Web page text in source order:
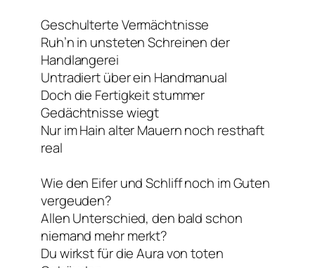
Geschulterte Vermächtnisse
Ruh’n in unsteten Schreinen der
Handlangerei
Untradiert über ein Handmanual
Doch die Fertigkeit stummer
Gedächtnisse wiegt
Nur im Hain alter Mauern noch resthaft
real
Wie den Eifer und Schliff noch im Guten
vergeuden?
Allen Unterschied, den bald schon
niemand mehr merkt?
Du wirkst für die Aura von toten